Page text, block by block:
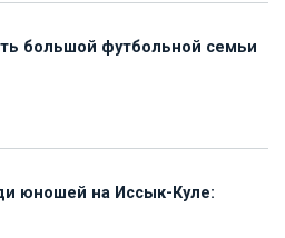
большой футбольной семьи
юношей на Иссык-Куле: